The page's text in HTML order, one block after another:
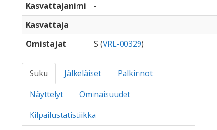
Kasvattajanimi
-
Kasvattaja
Omistajat
S (VRL-00329)
Suku Jälkeläiset
Palkinnot
Näyttelyt
Ominaisuudet
Kilpailustatistiikka